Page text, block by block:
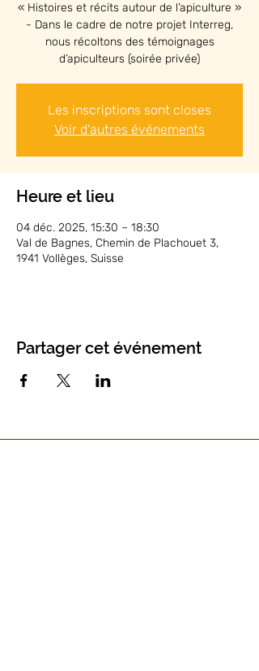
« Histoires et récits autour de l’apiculture »
- Dans le cadre de notre projet Interreg,
nous récoltons des témoignages
d’apiculteurs (soirée privée)
Les inscriptions sont closes
Voir d'autres événements
Heure et lieu
04 déc. 2025, 15:30 – 18:30
Val de Bagnes, Chemin de Plachouet 3,
1941 Vollèges, Suisse
Partager cet événement